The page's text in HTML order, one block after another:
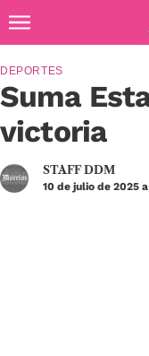
Diario
Suma
victoria
DEPORTES
STAFF DDM
10 de julio de 2025